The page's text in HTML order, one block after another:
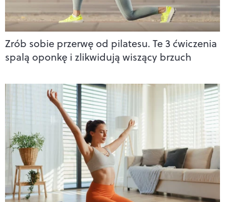
Zrób sobie przerwę od pilatesu. Te 3 ćwiczenia
spalą oponkę i zlikwidują wiszący brzuch